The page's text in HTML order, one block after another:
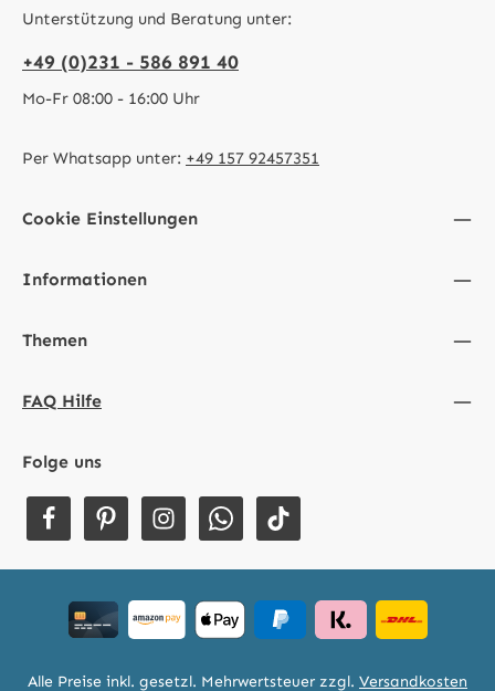
Unterstützung und Beratung unter:
+49 (0)231 - 586 891 40
Mo-Fr 08:00 - 16:00 Uhr
Per Whatsapp unter: +49 157 92457351
Cookie Einstellungen
Informationen
Themen
FAQ Hilfe
Folge uns
Alle Preise inkl. gesetzl. Mehrwertsteuer zzgl. Versandkosten